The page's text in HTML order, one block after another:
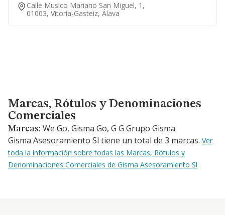
Calle Musico Mariano San Miguel, 1,
01003, Vitoria-Gasteiz, Álava
Marcas, Rótulos y Denominaciones Comerciales
Marcas, Rótulos y Denominaciones
Comerciales
Marcas: We Go, Gisma Go, G G Grupo Gisma
Gisma Asesoramiento Sl tiene un total de 3 marcas. Ver
toda la información sobre todas las Marcas, Rótulos y
Denominaciones Comerciales de Gisma Asesoramiento Sl